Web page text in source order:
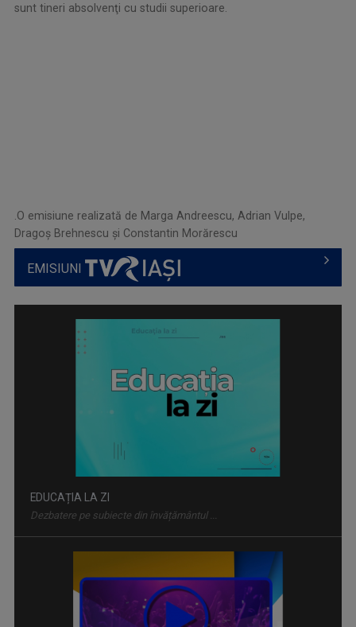
sunt tineri absolvenţi cu studii superioare.
.​O emisiune realizată de Marga Andreescu, Adrian Vulpe,
Dragoş Brehnescu şi Constantin Morărescu
EMISIUNI
EDUCAȚIA LA ZI
Dezbatere pe subiecte din învățământul ...